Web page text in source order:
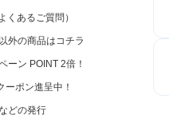
くあるご質問）
外の商品はコチラ
ーン POINT 2倍！
ーポン進呈中！
どの発行